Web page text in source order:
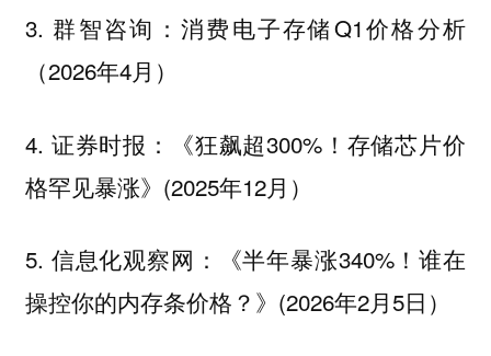
3. 群智咨询：消费电子存储Q1价格分析
（2026年4月）
4. 证券时报：《狂飙超300%！存储芯片价
格罕见暴涨》(2025年12月）
5. 信息化观察网：《半年暴涨340%！谁在
操控你的内存条价格？》(2026年2月5日）